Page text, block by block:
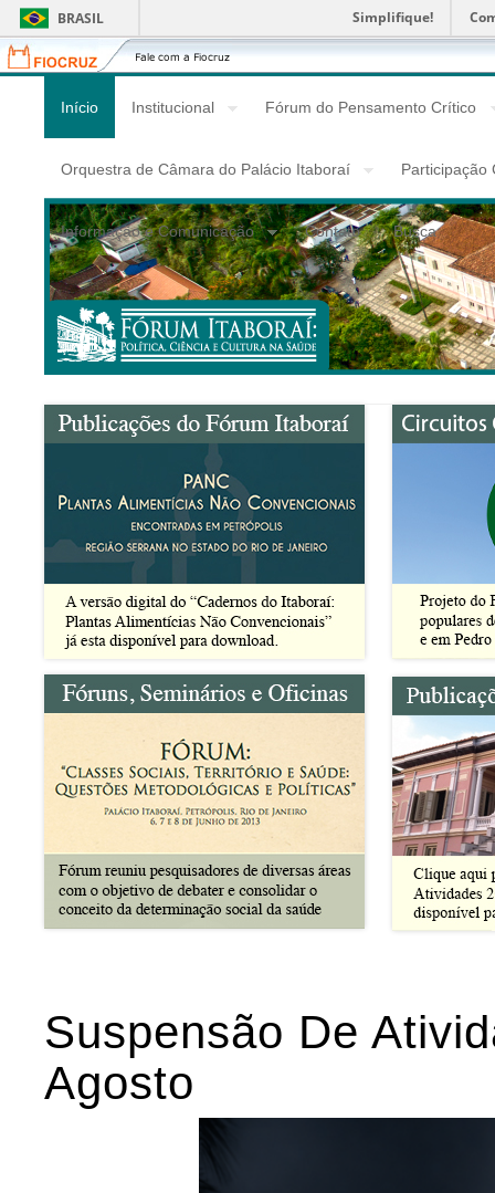
BRASIL Simplifique!
Fiocruz
Fale
com
Fiocruz
Início Institucional Fórum do Pensamento Crítico
Orquestra de Câmara do Palácio Itaboraí Participação
Informação e Comunicação Contato Busca
Suspensão De
Agosto